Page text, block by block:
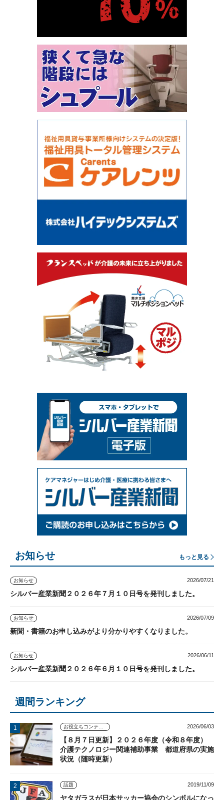
お知らせ もっと見る
お知らせ 2026/07/21
シルバー産業新聞２０２６年７月１０日号を発刊しました。
お知らせ 2026/07/09
新聞・書籍のお申し込みがより分かりやすくなりました。
お知らせ 2026/06/11
シルバー産業新聞２０２６年６月１０日号を発刊しました。
週間ランキング
お役立ちコンテンツ 2026/06/03
【８月７日更新】２０２６年度（令和８年度）
介護テクノロジー関連補助事業 都道府県の実施
状況（随時更新）
話題 2019/11/09
ヤタガラスが日本サッカー協会のシンボルになっ